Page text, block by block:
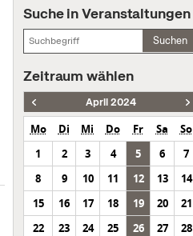
Suche in Veranstaltungen
Suchen
Zeitraum wählen
April 2024
Mo Di Mi Do Fr Sa
So
1
2 3 4 5 6
7
8
9 10 11 12 13
14
15
16 17 18 19 20
21
22
23 24 25 26 27
28